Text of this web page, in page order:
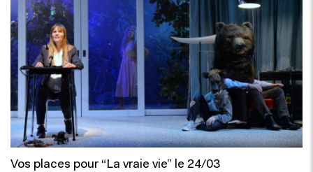
Vos places pour “La vraie vie” le 24/03